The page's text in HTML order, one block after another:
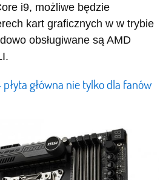
i9, możliwe będzie
kart graficznych w w trybie
obsługiwane są AMD
płyta główna nie tylko dla fanów